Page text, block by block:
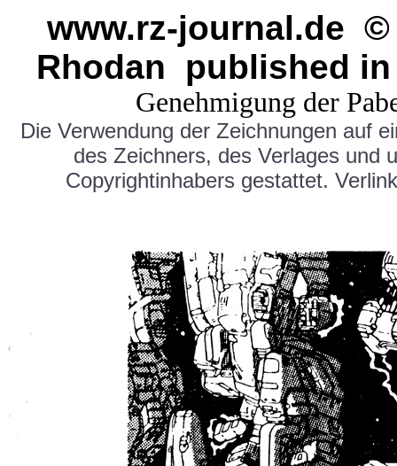
www.rz-journal.de
Rhodan published in
Genehmigung der
Die Verwendung der Zeichnungen auf
des Zeichners, des Verlages und
Copyrightinhabers gestattet.